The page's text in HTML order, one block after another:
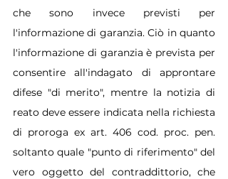
che sono invece previsti per
l'informazione di garanzia. Ciò in quanto
l'informazione di garanzia è prevista per
consentire all'indagato di approntare
difese "di merito", mentre la notizia di
reato deve essere indicata nella richiesta
di proroga ex art. 406 cod. proc. pen.
soltanto quale "punto di riferimento" del
vero oggetto del contraddittorio, che